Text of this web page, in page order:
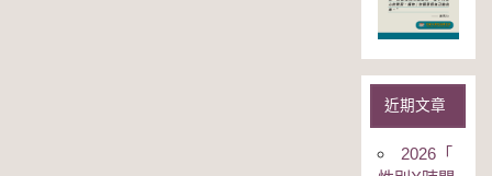
近期文章
2026「